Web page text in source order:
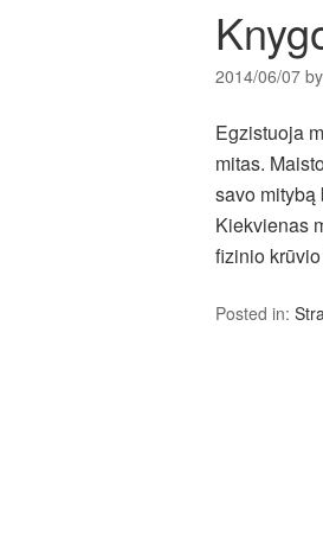
2014/06/07 by
Egzistuoja
mitas.
savo mitybą
Kiekvienas
fizinio
Posted in: